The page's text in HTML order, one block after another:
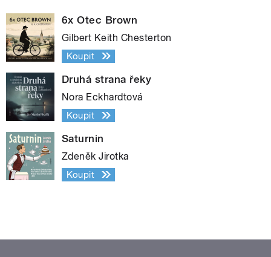
6x Otec Brown
Gilbert Keith Chesterton
Koupit
Druhá strana řeky
Nora Eckhardtová
Koupit
Saturnin
Zdeněk Jirotka
Koupit